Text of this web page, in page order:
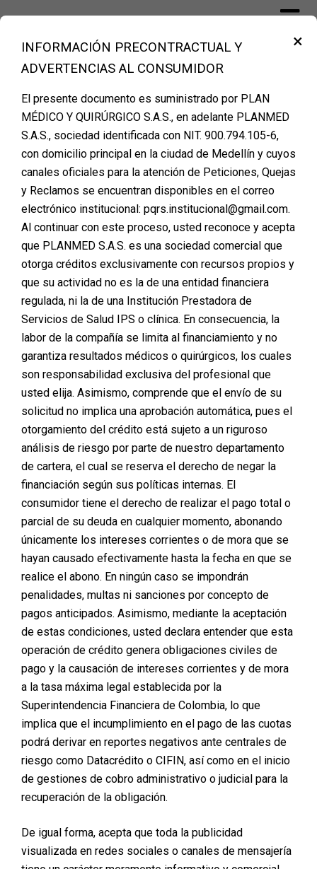
contentFinanciación Cirugía Plástica Medellín –
PLANMED
REGISTRA TUS DATOS Y
AGENDA TU CITA DE
VALORACIÓN
Posted onmarzo 18, 2024
Recibe toda la información sobre la cirugía que deseas,
métodos de pago y financiación
×
INFORMACIÓN PRECONTRACTUAL Y
ADVERTENCIAS AL CONSUMIDOR
El presente documento es suministrado por PLAN
MÉDICO Y QUIRÚRGICO S.A.S., en adelante PLANMED
S.A.S., sociedad identificada con NIT. 900.794.105-6,
con domicilio principal en la ciudad de Medellín y cuyos
canales oficiales para la atención de Peticiones, Quejas
y Reclamos se encuentran disponibles en el correo
electrónico institucional: pqrs.institucional@gmail.com.
Al continuar con este proceso, usted reconoce y acepta
que PLANMED S.A.S. es una sociedad comercial que
otorga créditos exclusivamente con recursos propios y
que su actividad no es la de una entidad financiera
regulada, ni la de una Institución Prestadora de
Servicios de Salud IPS o clínica. En consecuencia, la
labor de la compañía se limita al financiamiento y no
garantiza resultados médicos o quirúrgicos, los cuales
son responsabilidad exclusiva del profesional que
usted elija. Asimismo, comprende que el envío de su
solicitud no implica una aprobación automática, pues el
otorgamiento del crédito está sujeto a un riguroso
análisis de riesgo por parte de nuestro departamento
de cartera, el cual se reserva el derecho de negar la
financiación según sus políticas internas. El
consumidor tiene el derecho de realizar el pago total o
parcial de su deuda en cualquier momento, abonando
únicamente los intereses corrientes o de mora que se
hayan causado efectivamente hasta la fecha en que se
realice el abono. En ningún caso se impondrán
penalidades, multas ni sanciones por concepto de
pagos anticipados. Asimismo, mediante la aceptación
de estas condiciones, usted declara entender que esta
operación de crédito genera obligaciones civiles de
pago y la causación de intereses corrientes y de mora
a la tasa máxima legal establecida por la
Superintendencia Financiera de Colombia, lo que
implica que el incumplimiento en el pago de las cuotas
podrá derivar en reportes negativos ante centrales de
riesgo como Datacrédito o CIFIN, así como en el inicio
de gestiones de cobro administrativo o judicial para la
recuperación de la obligación.
De igual forma, acepta que toda la publicidad
visualizada en redes sociales o canales de mensajería